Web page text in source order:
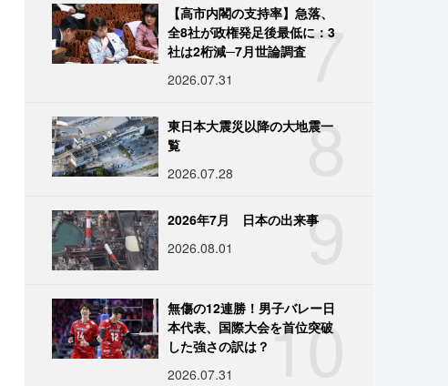
7
【高市内閣の支持率】急落、
全8社が政権発足後最低に：3
社は2桁減─7月世論調査
2026.07.31
8
東日本大震災以降の大地震一
覧
2026.07.28
9
2026年7月 日本の出来事
2026.08.01
10
無傷の12連勝！男子バレー日
本代表、国際大会を首位突破
した強さの訳は？
2026.07.31